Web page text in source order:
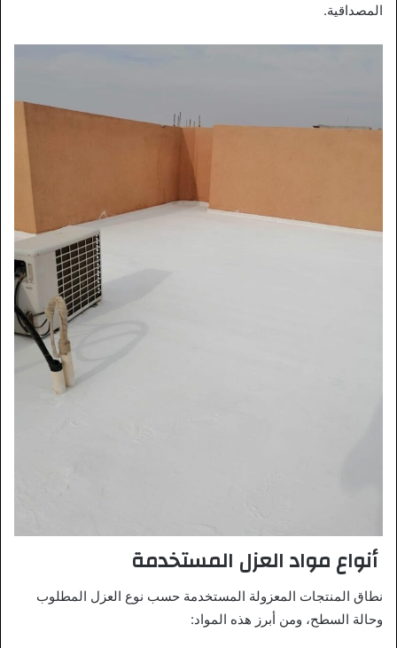
المصداقية.
أنواع مواد العزل المستخدمة
نطاق المنتجات المعزولة المستخدمة حسب نوع العزل المطلوب
وحالة السطح، ومن أبرز هذه المواد: